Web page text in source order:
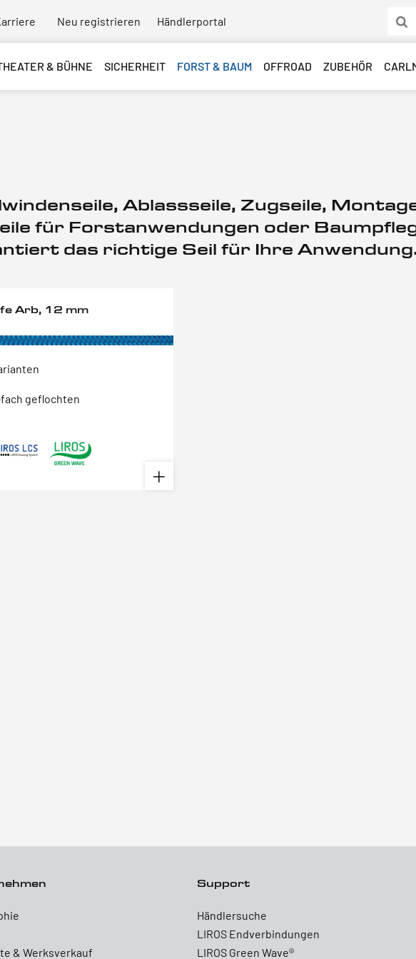
Neu registrieren Händlerportal
& BÜHNE SICHERHEIT FORST & BAUM OFFROAD ZUBEHÖR
Ablassseile, Zugseile,
für Forstanwendungen oder
das richtige Seil für Ihre
Arb, 12 mm
geflochten
& Werksverkauf
Support
Händlersuche
LIROS Endverbindungen
LIROS Green Wave®